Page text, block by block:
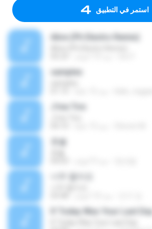
استمر في التطبيق
Alive (Ph Electro Remix)
samples
J'me Tire
촛불
If Today Was Your Last Day